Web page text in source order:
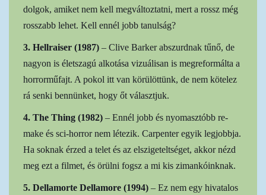
dolgok, amiket nem kell megváltoztatni, mert a rossz még
rosszabb lehet. Kell ennél jobb tanulság?
3. Hellraiser (1987) – Clive Barker abszurdnak tűnő, de
nagyon is életszagú alkotása vizuálisan is megreformálta a
horrorműfajt. A pokol itt van körülöttünk, de nem kötelez
rá senki bennünket, hogy őt választjuk.
4. The Thing (1982) – Ennél jobb és nyomasztóbb re-
make és sci-horror nem létezik. Carpenter egyik legjobbja.
Ha soknak érzed a telet és az elszigeteltséget, akkor nézd
meg ezt a filmet, és örülni fogsz a mi kis zimankóinknak.
5. Dellamorte Dellamore (1994) – Ez nem egy hivatalos